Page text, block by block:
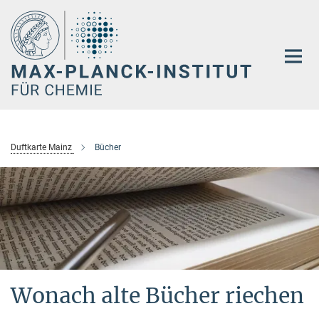
Hauptinhalt
Duftkarte Mainz Bücher
Wonach alte Bücher riechen